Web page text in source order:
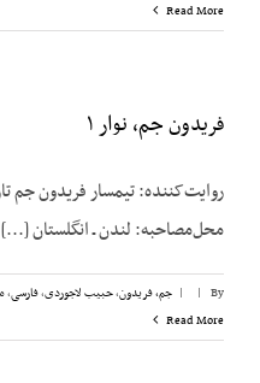
Read More
فریدون جم، نوار ۱
محل‌مصاحبه: لندن ـ انگلستان [...]
By
|
| جم، فریدون,حبیب لاجوردی,فارسی,
Read More